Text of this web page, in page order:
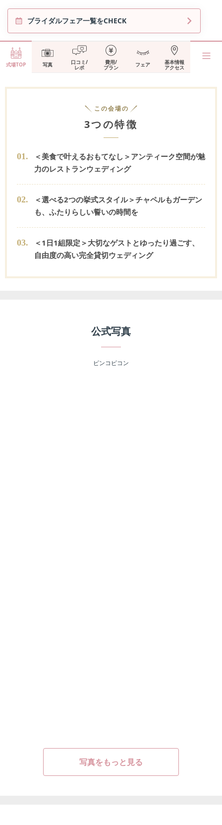
ブライダルフェア一覧をCHECK
式場TOP 写真 口コミ/
レポ
費用/
プラン フェア 基本情報
アクセス
この会場の
3つの特徴
01.
＜美食で叶えるおもてなし＞アンティーク空間が魅
力のレストランウェディング
02.
＜選べる2つの挙式スタイル＞チャペルもガーデン
も、ふたりらしい誓いの時間を
03.
＜1日1組限定＞大切なゲストとゆったり過ごす、
自由度の高い完全貸切ウェディング
公式写真
ピンコピコン
写真をもっと見る